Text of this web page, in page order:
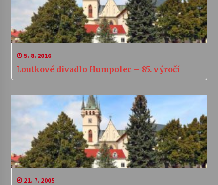
5. 8. 2016
Loutkové divadlo Humpolec – 85. výročí
21. 7. 2005